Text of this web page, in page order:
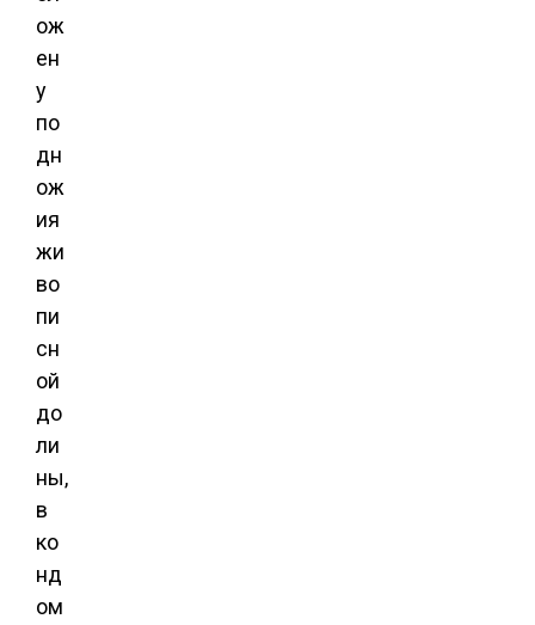
ож
ен
у
по
дн
ож
ия
жи
во
пи
сн
ой
до
ли
ны,
в
ко
нд
ом